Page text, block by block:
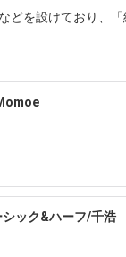
どを設けており、
ック&ハーフ/千浩